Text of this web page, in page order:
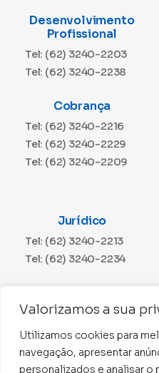
Valorizamos a sua
Utilizamos cookies para
navegação, apresentar
personalizados e analisar
Desenvolvimento
Profissional
Tel: (62) 3240-2203
Tel: (62) 3240-2238
Cobrança
Tel: (62) 3240-2216
Tel: (62) 3240-2229
Tel: (62) 3240-2209
Jurídico
Tel: (62) 3240-2213
Tel: (62) 3240-2234
Tel: (62) 3240-2230